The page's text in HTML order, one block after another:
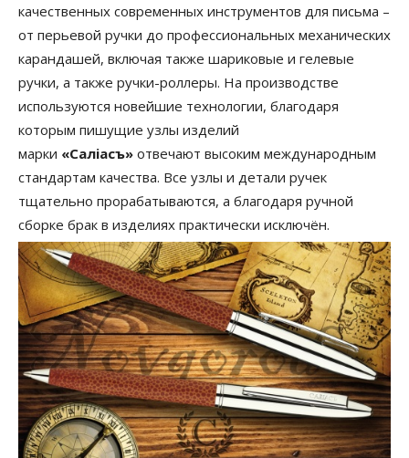
качественных современных инструментов для письма –
от перьевой ручки до профессиональных механических
карандашей, включая также шариковые и гелевые
ручки, а также ручки-роллеры. На производстве
используются новейшие технологии, благодаря
которым пишущие узлы изделий
марки «Салiасъ» отвечают высоким международным
стандартам качества. Все узлы и детали ручек
тщательно прорабатываются, а благодаря ручной
сборке брак в изделиях практически исключён.